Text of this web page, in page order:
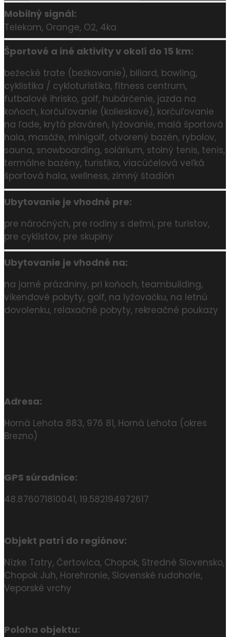
Mobilný signál:
Telekom, Orange, O2, 4ka
Športové a iné aktivity v okolí do 15 km:
bežecké trate (bežkovanie), biliard, bowling,
cyklistika / cykloturistika, fitness centrum,
futbalové ihrisko, golf, hubárčenie, jazda na
koňoch, korčuľovanie (kolieskové), korčuľovanie
na ľade, krytá plaváreň, lyžovanie, malá športová
hala, masáže, minigolf, otvorený bazén, rybolov,
sauna, snowboarding, solárium, stolný tenis, tenis,
termálne bazény, turistika, viacúčelová veľká
športová hala, wellness, zimný štadión
Ubytovanie je vhodné pre:
pre náročných, pre rodiny s deťmi, pre turistov,
pre cyklistov, pre skupiny
Ubytovanie je vhodné na:
na jarné prázdniny, pri koňoch, teambuilding,
víkendové pobyty, golf, na lyžovačku, na letnú
dovolenku, relaxačné pobyty, rekreačné poukazy
Adresa:
Horná Lehota 883, 976 81, Horná Lehota (okres
Brezno)
GPS súradnice:
48.876071810041, 19.582194972617
Objekt patrí do regiónov:
Nízke Tatry, Čertovica, Chopok, Stredné Slovensko,
Chopok Juh, Horehronie, Slovenské rudohorie,
Veporské vrchy
Poloha objektu: